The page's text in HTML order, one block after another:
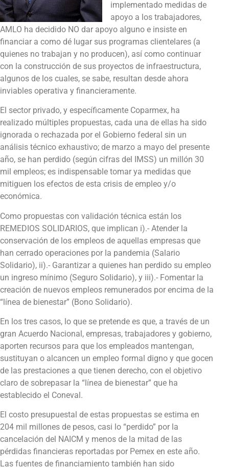
implementado medidas de
apoyo a los trabajadores,
AMLO ha decidido NO dar apoyo alguno e insiste en
financiar a como dé lugar sus programas clientelares (a
quienes no trabajan y no producen), así como continuar
con la construcción de sus proyectos de infraestructura,
algunos de los cuales, se sabe, resultan desde ahora
inviables operativa y financieramente.
El sector privado, y específicamente Coparmex, ha
realizado múltiples propuestas, cada una de ellas ha sido
ignorada o rechazada por el Gobierno federal sin un
análisis técnico exhaustivo; de marzo a mayo del presente
año, se han perdido (según cifras del IMSS) un millón 30
mil empleos; es indispensable tomar ya medidas que
mitiguen los efectos de esta crisis de empleo y/o
económica.
Como propuestas con validación técnica están los
REMEDIOS SOLIDARIOS, que implican i).- Atender la
conservación de los empleos de aquellas empresas que
han cerrado operaciones por la pandemia (Salario
Solidario), ii).- Garantizar a quienes han perdido su empleo
un ingreso mínimo (Seguro Solidario), y iii).- Fomentar la
creación de nuevos empleos remunerados por encima de la
“línea de bienestar” (Bono Solidario).
En los tres casos, lo que se pretende es que, a través de un
gran Acuerdo Nacional, empresas, trabajadores y gobierno,
aporten recursos para que los empleados mantengan,
sustituyan o alcancen un empleo formal digno y que gocen
de las prestaciones a que tienen derecho, con el objetivo
claro de sobrepasar la “línea de bienestar” que ha
establecido el Coneval.
El costo presupuestal de estas propuestas se estima en
204 mil millones de pesos, casi lo “perdido” por la
cancelación del NAICM y menos de la mitad de las
pérdidas financieras reportadas por Pemex en este año.
Las fuentes de financiamiento también han sido